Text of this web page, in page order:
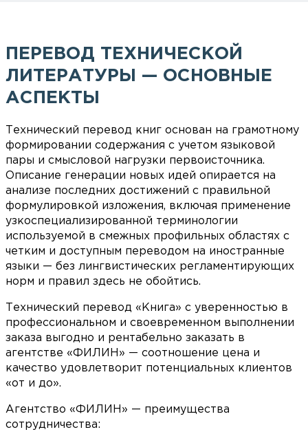
ПЕРЕВОД ТЕХНИЧЕСКОЙ
ЛИТЕРАТУРЫ — ОСНОВНЫЕ
АСПЕКТЫ
Технический перевод книг основан на грамотному
формировании содержания с учетом языковой
пары и смысловой нагрузки первоисточника.
Описание генерации новых идей опирается на
анализе последних достижений с правильной
формулировкой изложения, включая применение
узкоспециализированной терминологии
используемой в смежных профильных областях с
четким и доступным переводом на иностранные
языки — без лингвистических регламентирующих
норм и правил здесь не обойтись.
Технический перевод «Книга» с уверенностью в
профессиональном и своевременном выполнении
заказа выгодно и рентабельно заказать в
агентстве «ФИЛИН» — соотношение цена и
качество удовлетворит потенциальных клиентов
«от и до».
Агентство «ФИЛИН» — преимущества
сотрудничества: